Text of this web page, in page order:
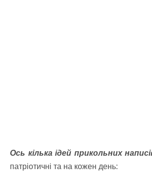
Ось кілька ідей прикольних
патріотичні та на кожен день: